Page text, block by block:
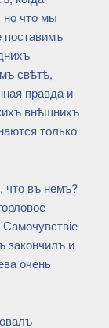
но что мы
поставимъ
свѣтѣ,
правда и
внѣшнихъ
только
что въ немъ?
закончилъ и
очень